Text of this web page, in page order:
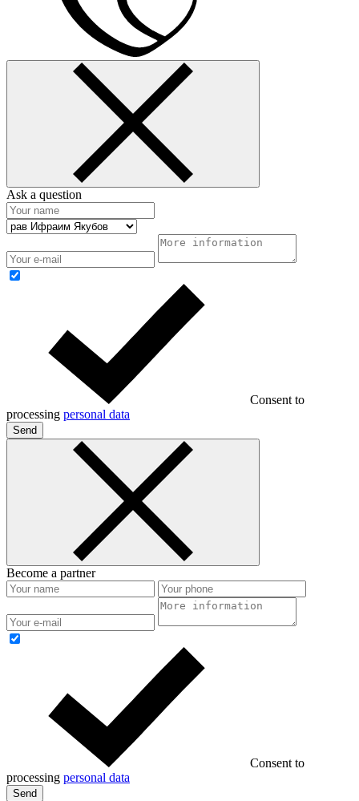
Аsk a question
Consent to
processing personal data
Send
Become a partner
Consent to
processing personal data
Send